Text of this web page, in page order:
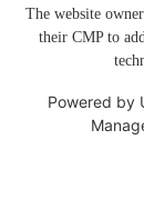
The website
their CMP to
Powered by